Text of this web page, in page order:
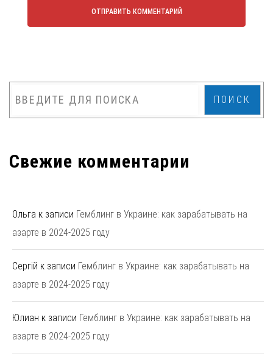
ПОИСК
Свежие комментарии
Ольга к записи Гемблинг в Украине: как зарабатывать на
азарте в 2024-2025 году
Сергій к записи Гемблинг в Украине: как зарабатывать на
азарте в 2024-2025 году
Юлиан к записи Гемблинг в Украине: как зарабатывать на
азарте в 2024-2025 году